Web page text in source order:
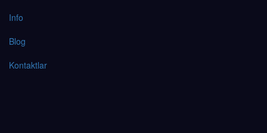
Info
Blog
Kontaktlar